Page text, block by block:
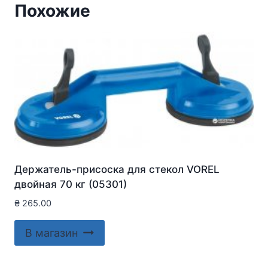
Похожие
Держатель-присоска для стекол VOREL
двойная 70 кг (05301)
₴ 265.00
В магазин